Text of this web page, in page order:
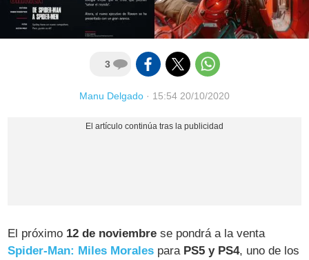
3
Manu Delgado · 15:54 20/10/2020
El próximo 12 de noviembre se pondrá a la venta
Spider-Man: Miles Morales para PS5 y PS4, uno de los